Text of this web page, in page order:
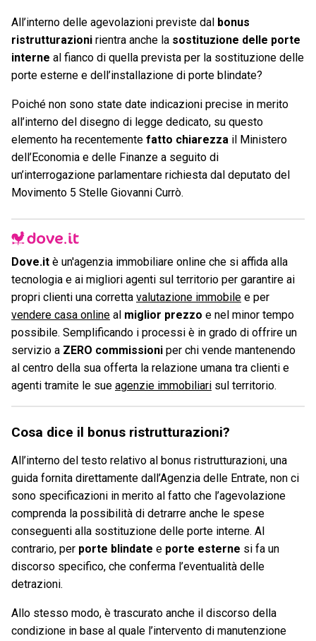
All’interno delle agevolazioni previste dal bonus
ristrutturazioni rientra anche la sostituzione delle porte
interne al fianco di quella prevista per la sostituzione delle
porte esterne e dell’installazione di porte blindate?
Poiché non sono state date indicazioni precise in merito
all’interno del disegno di legge dedicato, su questo
elemento ha recentemente fatto chiarezza il Ministero
dell’Economia e delle Finanze a seguito di
un’interrogazione parlamentare richiesta dal deputato del
Movimento 5 Stelle Giovanni Currò.
Dove.it è un'agenzia immobiliare online che si affida alla
tecnologia e ai migliori agenti sul territorio per garantire ai
propri clienti una corretta valutazione immobile e per
vendere casa online al miglior prezzo e nel minor tempo
possibile. Semplificando i processi è in grado di offrire un
servizio a ZERO commissioni per chi vende mantenendo
al centro della sua offerta la relazione umana tra clienti e
agenti tramite le sue agenzie immobiliari sul territorio.
Cosa dice il bonus ristrutturazioni?
All’interno del testo relativo al bonus ristrutturazioni, una
guida fornita direttamente dall’Agenzia delle Entrate, non ci
sono specificazioni in merito al fatto che l’agevolazione
comprenda la possibilità di detrarre anche le spese
conseguenti alla sostituzione delle porte interne. Al
contrario, per porte blindate e porte esterne si fa un
discorso specifico, che conferma l’eventualità delle
detrazioni.
Allo stesso modo, è trascurato anche il discorso della
condizione in base al quale l’intervento di manutenzione